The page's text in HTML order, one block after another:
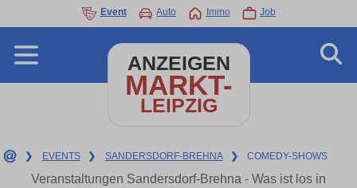
Event Auto Immo Job
ANZEIGEN
MARKT-
LEIPZIG
❯ EVENTS ❯ SANDERSDORF-BREHNA ❯ COMEDY-SHOWS
Veranstaltungen Sandersdorf-Brehna - Was ist los in